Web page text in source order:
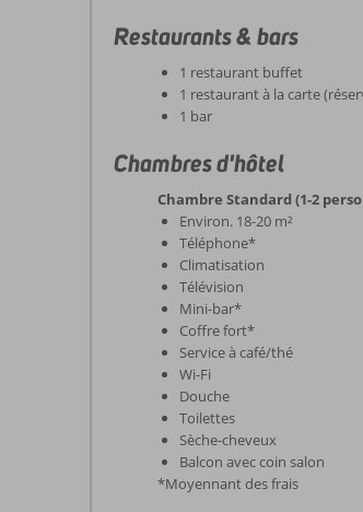
Restaurants & bars
1 restaurant buffet
1 restaurant à la carte
1 bar
Chambres d'hôtel
Chambre Standard (1-2
Environ. 18-20 m²
Téléphone*
Climatisation
Télévision
Mini-bar*
Coffre fort*
Service à café/thé
Wi-Fi
Douche
Toilettes
Sèche-cheveux
Balcon avec coin salon
*Moyennant des frais